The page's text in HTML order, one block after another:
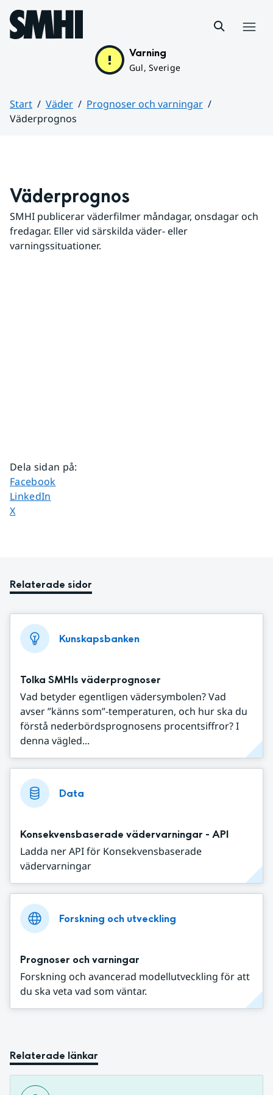
Hoppa till sidans innehåll
Varning
Gul, Sverige
Start Väder
Prognoser och varningar
Väderprognos
Väderprognos
SMHI publicerar väderfilmer måndagar, onsdagar och
fredagar. Eller vid särskilda väder- eller
varningssituationer.
Dela sidan på:
Dela sidan på
Facebook
Dela sidan på
LinkedIn
Dela sidan på
X
Relaterade sidor
Kunskapsbanken
Tolka SMHIs väderprognoser
Vad betyder egentligen vädersymbolen? Vad
avser ”känns som”-temperaturen, och hur ska du
förstå nederbördsprognosens procentsiffror? I
denna vägled...
Data
Konsekvensbaserade vädervarningar - API
Ladda ner API för Konsekvensbaserade
vädervarningar
Forskning och utveckling
Prognoser och varningar
Forskning och avancerad modellutveckling för att
du ska veta vad som väntar.
Relaterade länkar